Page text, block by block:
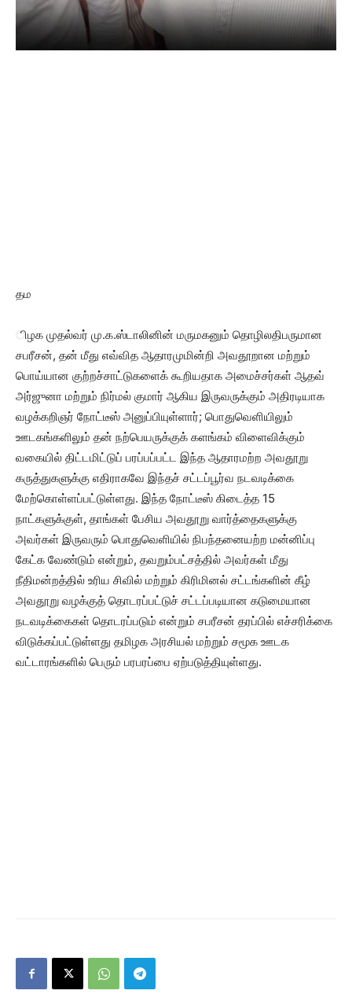
தம
ிழக முதல்வர் மு.க.ஸ்டாலினின் மருமகனும் தொழிலதிபருமான
சபரீசன், தன் மீது எவ்வித ஆதாரமுமின்றி அவதூறான மற்றும்
பொய்யான குற்றச்சாட்டுகளைக் கூறியதாக அமைச்சர்கள் ஆதவ்
அர்ஜுனா மற்றும் நிர்மல் குமார் ஆகிய இருவருக்கும் அதிரடியாக
வழக்கறிஞர் நோட்டீஸ் அனுப்பியுள்ளார்; பொதுவெளியிலும்
ஊடகங்களிலும் தன் நற்பெயருக்குக் களங்கம் விளைவிக்கும்
வகையில் திட்டமிட்டுப் பரப்பப்பட்ட இந்த ஆதாரமற்ற அவதூறு
கருத்துகளுக்கு எதிராகவே இந்தச் சட்டப்பூர்வ நடவடிக்கை
மேற்கொள்ளப்பட்டுள்ளது. இந்த நோட்டீஸ் கிடைத்த 15
நாட்களுக்குள், தாங்கள் பேசிய அவதூறு வார்த்தைகளுக்கு
அவர்கள் இருவரும் பொதுவெளியில் நிபந்தனையற்ற மன்னிப்பு
கேட்க வேண்டும் என்றும், தவறும்பட்சத்தில் அவர்கள் மீது
நீதிமன்றத்தில் உரிய சிவில் மற்றும் கிரிமினல் சட்டங்களின் கீழ்
அவதூறு வழக்குத் தொடரப்பட்டுச் சட்டப்படியான கடுமையான
நடவடிக்கைகள் தொடரப்படும் என்றும் சபரீசன் தரப்பில் எச்சரிக்கை
விடுக்கப்பட்டுள்ளது தமிழக அரசியல் மற்றும் சமூக ஊடக
வட்டாரங்களில் பெரும் பரபரப்பை ஏற்படுத்தியுள்ளது.